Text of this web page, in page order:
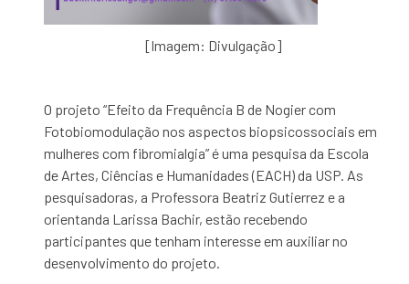
[Imagem: Divulgação]
O projeto “Efeito da Frequência B de Nogier com
Fotobiomodulação nos aspectos biopsicossociais em
mulheres com fibromialgia” é uma pesquisa da Escola
de Artes, Ciências e Humanidades (EACH) da USP. As
pesquisadoras, a Professora Beatriz Gutierrez e a
orientanda Larissa Bachir, estão recebendo
participantes que tenham interesse em auxiliar no
desenvolvimento do projeto.